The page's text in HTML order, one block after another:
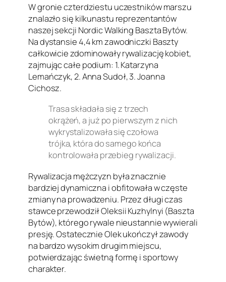
W gronie czterdziestu uczestników marszu
znalazło się kilkunastu reprezentantów
naszej sekcji Nordic Walking Baszta Bytów.
Na dystansie 4,4 km zawodniczki Baszty
całkowicie zdominowały rywalizację kobiet,
zajmując całe podium: 1. Katarzyna
Lemańczyk, 2. Anna Sudoł, 3. Joanna
Cichosz.
Trasa składała się z trzech
okrążeń, a już po pierwszym z nich
wykrystalizowała się czołowa
trójka, która do samego końca
kontrolowała przebieg rywalizacji.
Rywalizacja mężczyzn była znacznie
bardziej dynamiczna i obfitowała w częste
zmiany na prowadzeniu. Przez długi czas
stawce przewodził Oleksii Kuzhylnyi (Baszta
Bytów), którego rywale nieustannie wywierali
presję. Ostatecznie Olek ukończył zawody
na bardzo wysokim drugim miejscu,
potwierdzając świetną formę i sportowy
charakter.